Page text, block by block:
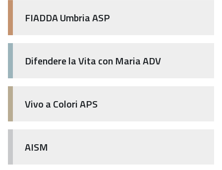
FIADDA Umbria ASP
Difendere la Vita con Maria ADV
Vivo a Colori APS
AISM